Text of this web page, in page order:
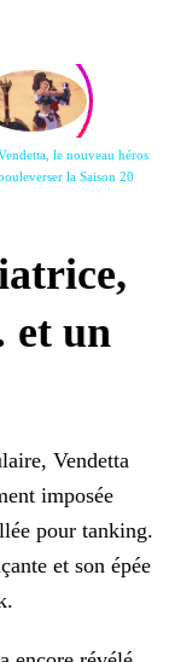
le nouveau héros
la Saison 20
et un
Vendetta
imposée
pour tanking.
et son épée